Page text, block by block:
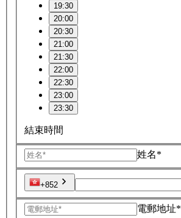
19:30
20:00
20:30
21:00
21:30
22:00
22:30
23:00
23:30
結束時間
姓名*
+852
電郵地址*